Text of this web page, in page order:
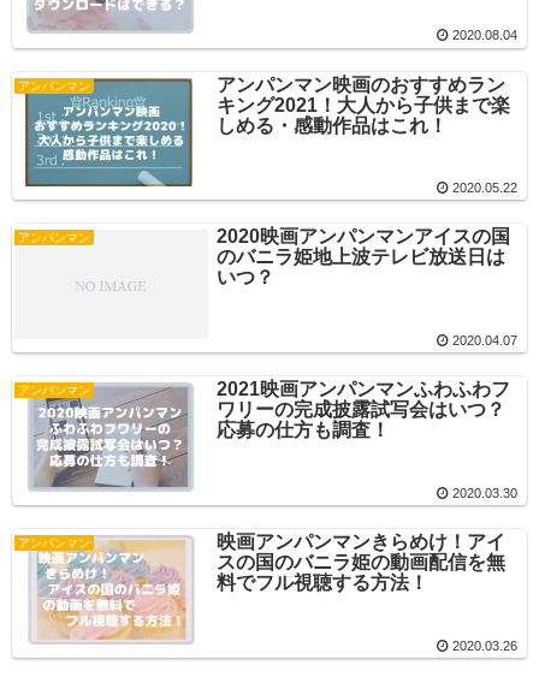
2020.08.04
アンパンマン
アンパンマン映画のおすすめラン
キング2021！大人から子供まで楽
しめる・感動作品はこれ！
2020.05.22
アンパンマン
2020映画アンパンマンアイスの国
のバニラ姫地上波テレビ放送日は
いつ？
2020.04.07
アンパンマン
2021映画アンパンマンふわふわフ
ワリーの完成披露試写会はいつ？
応募の仕方も調査！
2020.03.30
アンパンマン
映画アンパンマンきらめけ！アイ
スの国のバニラ姫の動画配信を無
料でフル視聴する方法！
2020.03.26